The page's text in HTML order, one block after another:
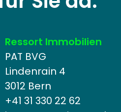
Ressort Immobilien
PAT BVG
Lindenrain 4
3012 Bern
+41 31 330 22 62